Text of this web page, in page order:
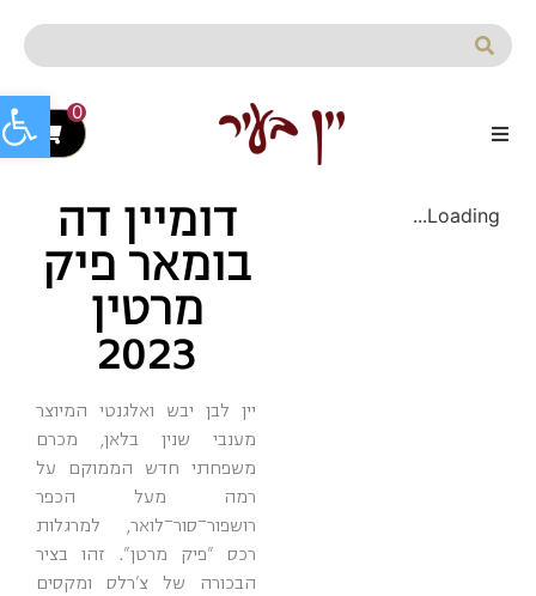
0
Loading... דומיין דה
בומאר פיק
מרטין
2023
יין לבן יבש ואלגנטי המיוצר
מענבי שנין בלאן, מכרם
משפחתי חדש הממוקם על
רמה מעל הכפר
רושפור־סור־לואר, למרגלות
רכס "פיק מרטן". זהו בציר
הבכורה של צ’רלס ומקסים
פתח